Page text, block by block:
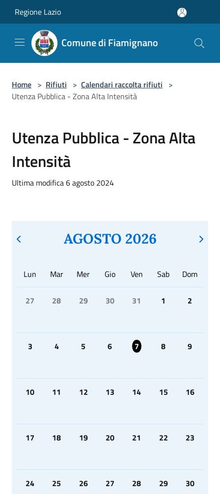
Regione Lazio
Comune di Fiamignano
Home > Rifiuti > Calendari raccolta rifiuti >
Utenza Pubblica - Zona Alta Intensità
Utenza Pubblica - Zona Alta
Intensità
Ultima modifica 6 agosto 2024
AGOSTO 2026
Lun Mar Mer Gio Ven Sab Dom
27 28 29 30 31 1 2
3 4 5 6 7 8 9
10 11 12 13 14 15 16
17 18 19 20 21 22 23
24 25 26 27 28 29 30